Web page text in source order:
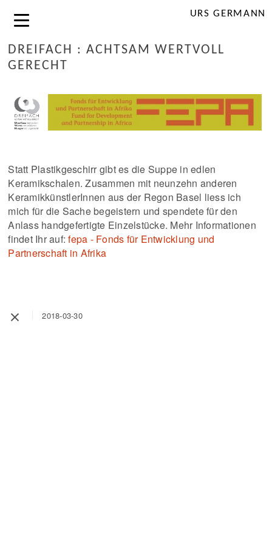
URS GERMANN
DREIFACH : ACHTSAM WERTVOLL
GERECHT
Statt Plastikgeschirr gibt es die Suppe in edlen
Keramikschalen. Zusammen mit neunzehn anderen
KeramikkünstlerInnen aus der Regon Basel liess ich
mich für die Sache begeistern und spendete für den
Anlass handgefertigte Einzelstücke. Mehr Informationen
findet Ihr auf:fepa - Fonds für Entwicklung und
Partnerschaft in Afrika
2018-03-30